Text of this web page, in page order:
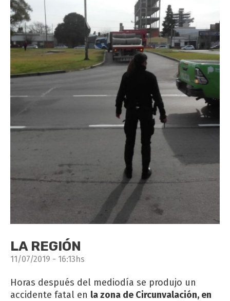
LA REGIÓN
11/07/2019 - 16:13hs
Horas después del mediodía se produjo un
accidente fatal en la zona de Circunvalación, en